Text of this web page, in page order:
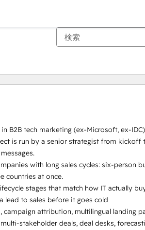
B2B tech marketing (ex-Microsoft, ex-
is run by a senior strategist from
with long sales cycles: six-person
countries at once.
stages that match how IT actually
lead to sales before it goes cold
attribution, multilingual landing
stakeholder deals, deal desks,